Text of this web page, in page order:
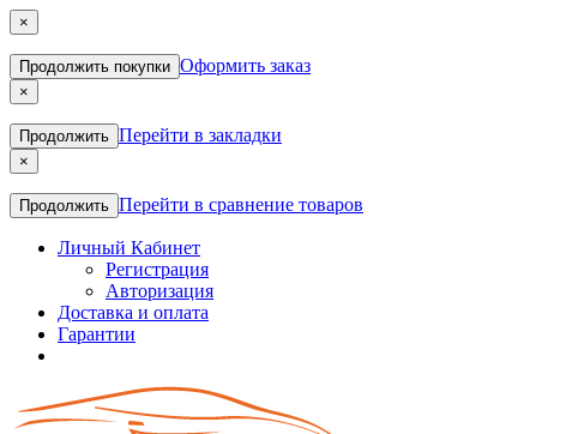
×
Продолжить покупки Оформить заказ
×
Продолжить Перейти в закладки
×
Продолжить Перейти в сравнение товаров
Личный Кабинет
Регистрация
Авторизация
Доставка и оплата
Гарантии